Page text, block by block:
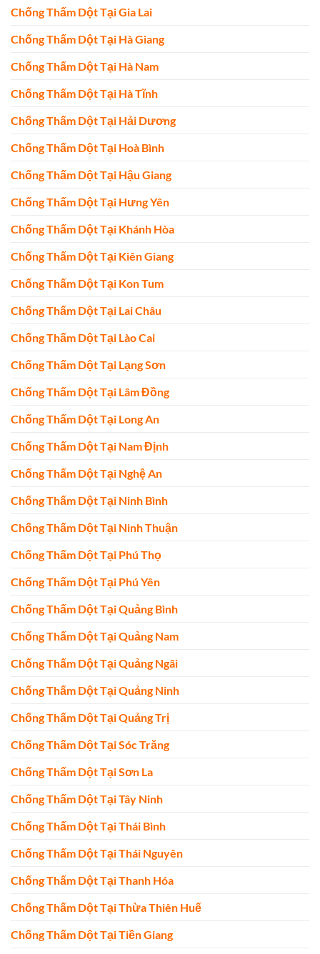
Chống Thấm Dột Tại Gia Lai
Chống Thấm Dột Tại Hà Giang
Chống Thấm Dột Tại Hà Nam
Chống Thấm Dột Tại Hà Tĩnh
Chống Thấm Dột Tại Hải Dương
Chống Thấm Dột Tại Hoà Bình
Chống Thấm Dột Tại Hậu Giang
Chống Thấm Dột Tại Hưng Yên
Chống Thấm Dột Tại Khánh Hòa
Chống Thấm Dột Tại Kiên Giang
Chống Thấm Dột Tại Kon Tum
Chống Thấm Dột Tại Lai Châu
Chống Thấm Dột Tại Lào Cai
Chống Thấm Dột Tại Lạng Sơn
Chống Thấm Dột Tại Lâm Đồng
Chống Thấm Dột Tại Long An
Chống Thấm Dột Tại Nam Định
Chống Thấm Dột Tại Nghệ An
Chống Thấm Dột Tại Ninh Bình
Chống Thấm Dột Tại Ninh Thuận
Chống Thấm Dột Tại Phú Thọ
Chống Thấm Dột Tại Phú Yên
Chống Thấm Dột Tại Quảng Bình
Chống Thấm Dột Tại Quảng Nam
Chống Thấm Dột Tại Quảng Ngãi
Chống Thấm Dột Tại Quảng Ninh
Chống Thấm Dột Tại Quảng Trị
Chống Thấm Dột Tại Sóc Trăng
Chống Thấm Dột Tại Sơn La
Chống Thấm Dột Tại Tây Ninh
Chống Thấm Dột Tại Thái Bình
Chống Thấm Dột Tại Thái Nguyên
Chống Thấm Dột Tại Thanh Hóa
Chống Thấm Dột Tại Thừa Thiên Huế
Chống Thấm Dột Tại Tiền Giang